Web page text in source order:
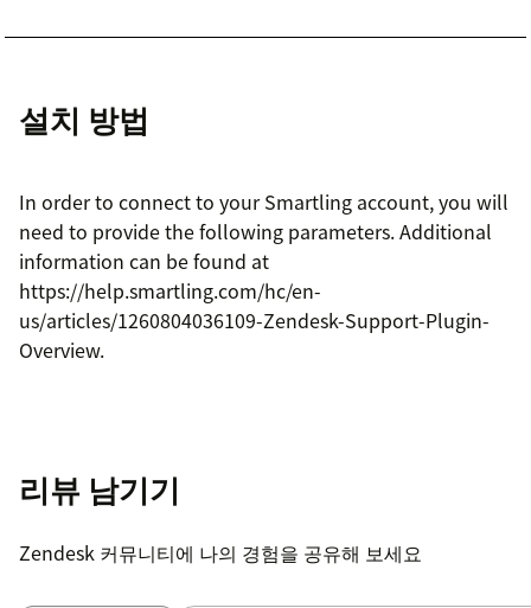
설치 방법
In order to connect to your Smartling account, you will
need to provide the following parameters. Additional
information can be found at
https://help.smartling.com/hc/en-
us/articles/1260804036109-Zendesk-Support-Plugin-
Overview.
리뷰 남기기
Zendesk 커뮤니티에 나의 경험을 공유해 보세요